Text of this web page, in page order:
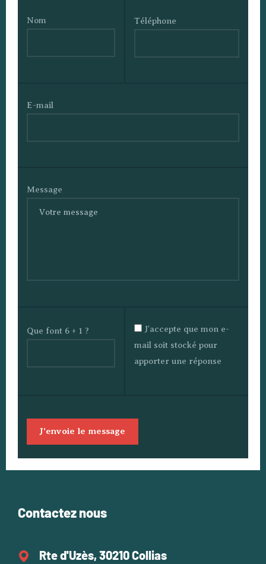
Nom Téléphone
E-mail
Message
Que font 6 + 1 ?
J'accepte que mon e-
mail soit stocké pour
apporter une réponse
Contactez nous
Rte d'Uzès, 30210 Collias